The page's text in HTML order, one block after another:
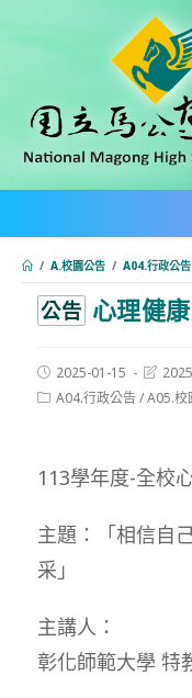
內
/ A.校園公告 / A04.行政公告
公告 心理健
Post
published:
2025-01-15
Post
PostA04.行政公告/A05.校
113學年度-全校
主題：「相信自
采」
主講人：
彰化師範大學 特